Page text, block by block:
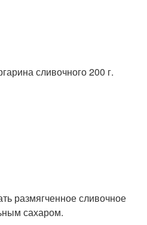
сливочного 200 г.
размягченное сливочное
сахаром.